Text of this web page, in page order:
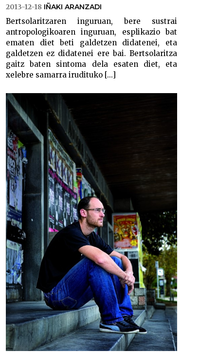
2013-12-18 IÑAKI ARANZADI
Bertsolaritzaren inguruan, bere sustrai
antropologikoaren inguruan, esplikazio bat
ematen diet beti galdetzen didatenei, eta
galdetzen ez didatenei ere bai. Bertsolaritza
gaitz baten sintoma dela esaten diet, eta
xelebre samarra irudituko [...]